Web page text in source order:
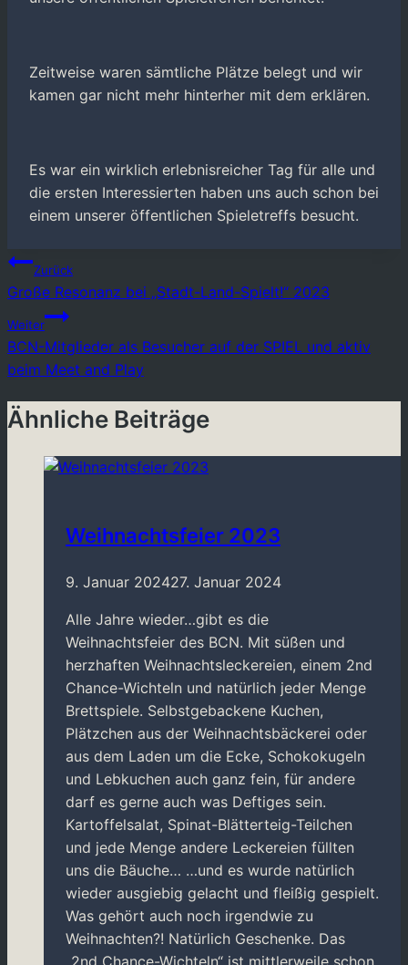
Zeitweise waren sämtliche Plätze belegt und wir
kamen gar nicht mehr hinterher mit dem erklären.
Es war ein wirklich erlebnisreicher Tag für alle und
die ersten Interessierten haben uns auch schon bei
einem unserer öffentlichen Spieletreffs besucht.
Beitragsnavigation
Zurück
Große Resonanz bei „Stadt-Land-Spielt!“ 2023
Weiter
BCN-Mitglieder als Besucher auf der SPIEL und aktiv
beim Meet and Play
Ähnliche Beiträge
Weihnachtsfeier 2023
9. Januar 202427. Januar 2024
Alle Jahre wieder…gibt es die
Weihnachtsfeier des BCN. Mit süßen und
herzhaften Weihnachtsleckereien, einem 2nd
Chance-Wichteln und natürlich jeder Menge
Brettspiele. Selbstgebackene Kuchen,
Plätzchen aus der Weihnachtsbäckerei oder
aus dem Laden um die Ecke, Schokokugeln
und Lebkuchen auch ganz fein, für andere
darf es gerne auch was Deftiges sein.
Kartoffelsalat, Spinat-Blätterteig-Teilchen
und jede Menge andere Leckereien füllten
uns die Bäuche… …und es wurde natürlich
wieder ausgiebig gelacht und fleißig gespielt.
Was gehört auch noch irgendwie zu
Weihnachten?! Natürlich Geschenke. Das